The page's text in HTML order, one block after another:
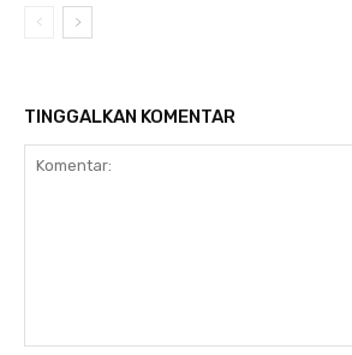
TINGGALKAN KOMENTAR